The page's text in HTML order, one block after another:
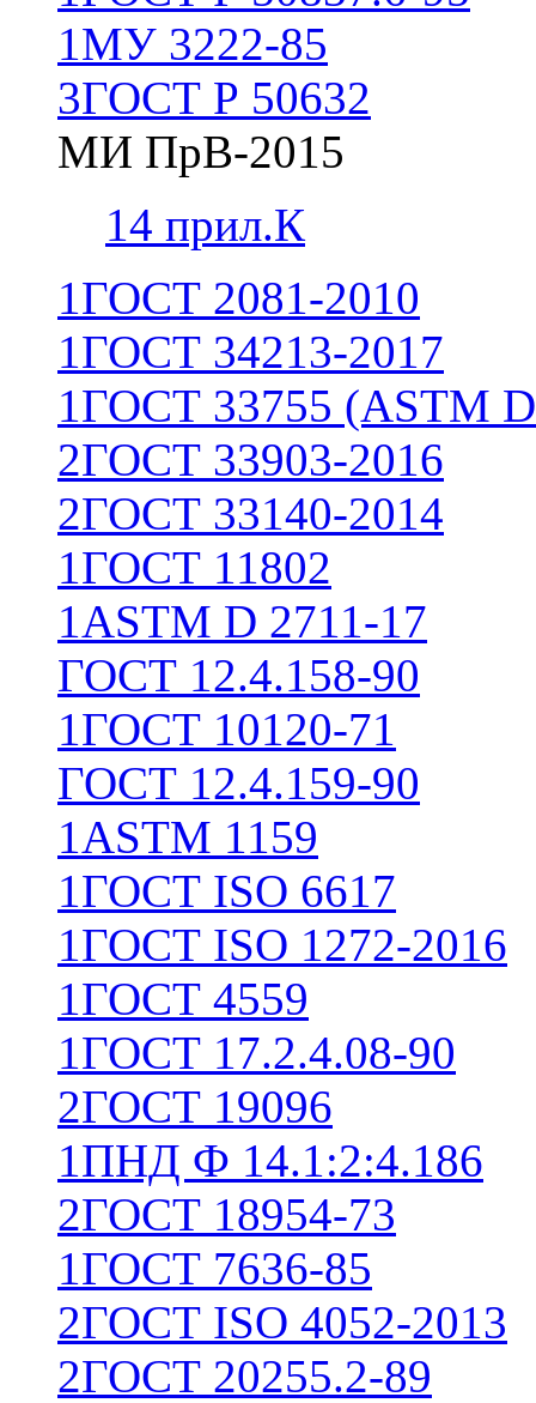
1МУ 3222-85
3ГОСТ Р 50632
МИ ПрВ-2015
14 прил.К
1ГОСТ 2081-2010
1ГОСТ 34213-2017
1ГОСТ 33755 (ASTM
2ГОСТ 33903-2016
2ГОСТ 33140-2014
1ГОСТ 11802
1ASTM D 2711-17
ГОСТ 12.4.158-90
1ГОСТ 10120-71
ГОСТ 12.4.159-90
1ASTM 1159
1ГОСТ ISO 6617
1ГОСТ ISO 1272-2016
1ГОСТ 4559
1ГОСТ 17.2.4.08-90
2ГОСТ 19096
1ПНД Ф 14.1:2:4.186
2ГОСТ 18954-73
1ГОСТ 7636-85
2ГОСТ ISO 4052-2013
2ГОСТ 20255.2-89